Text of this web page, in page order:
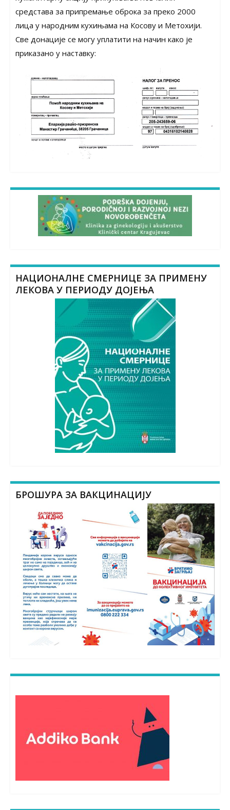
средстава за припремање оброка за преко 2000
лица у народним кухињама на Косову и Метохији.
Све донације се могу уплатити на начин како је
приказано у наставку:
НАЦИОНАЛНЕ СМЕРНИЦЕ ЗА ПРИМЕНУ
ЛЕКОВА У ПЕРИОДУ ДОЈЕЊА
БРОШУРА ЗА ВАКЦИНАЦИЈУ